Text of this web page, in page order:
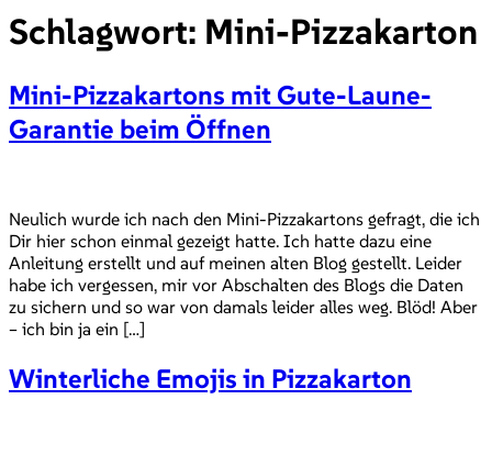
Schlagwort: Mini-Pizzakarton
Mini-Pizzakartons mit Gute-Laune-
Garantie beim Öffnen
Neulich wurde ich nach den Mini-Pizzakartons gefragt, die ich
Dir hier schon einmal gezeigt hatte. Ich hatte dazu eine
Anleitung erstellt und auf meinen alten Blog gestellt. Leider
habe ich vergessen, mir vor Abschalten des Blogs die Daten
zu sichern und so war von damals leider alles weg. Blöd! Aber
– ich bin ja ein […]
Winterliche Emojis in Pizzakarton